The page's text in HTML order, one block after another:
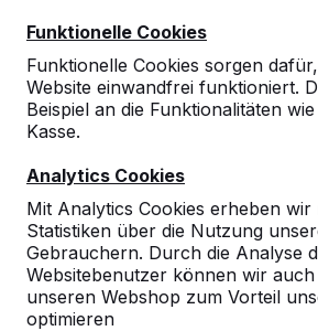
Funktionelle Cookies
Funktionelle Cookies sorgen
Website einwandfrei funktioniert.
Beispiel an die Funktionalitäten
Kasse.
Analytics Cookies
Mit Analytics Cookies erheben
Statistiken über die Nutzung
Gebrauchern. Durch die Analyse
Websitebenutzer können wir
unseren Webshop zum Vorteil
optimieren